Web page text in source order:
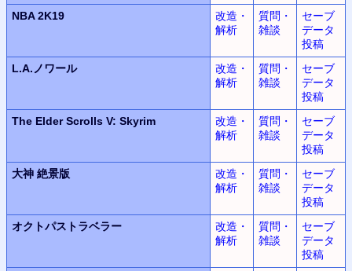
NBA 2K19
改造・
解析
質問・
雑談
セーブ
データ
投稿
L.A. ノワール
改造・
解析
質問・
雑談
セーブ
データ
投稿
The Elder Scrolls V: Skyrim
改造・
解析
質問・
雑談
セーブ
データ
投稿
大神 絶景版
改造・
解析
質問・
雑談
セーブ
データ
投稿
オクトパストラベラー
改造・
解析
質問・
雑談
セーブ
データ
投稿